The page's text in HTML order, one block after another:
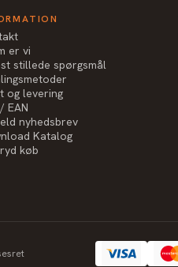
er vi
stillede spørgsmål
og levering
EAN
nyhedsbrev
Katalog
køb